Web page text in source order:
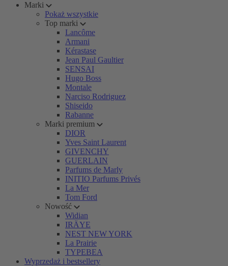
Marki
Pokaż wszystkie
Top marki
Lancôme
Armani
Kérastase
Jean Paul Gaultier
SENSAI
Hugo Boss
Montale
Narciso Rodriguez
Shiseido
Rabanne
Marki premium
DIOR
Yves Saint Laurent
GIVENCHY
GUERLAIN
Parfums de Marly
INITIO Parfums Privés
La Mer
Tom Ford
Nowość
Widian
IRÄYE
NEST NEW YORK
La Prairie
TYPEBEA
Wyprzedaż i bestsellery